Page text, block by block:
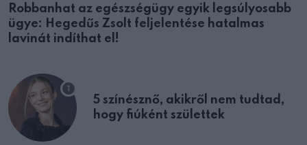
Robbanhat az egészségügy egyik legsúlyosabb
ügye: Hegedűs Zsolt feljelentése hatalmas
lavinát indíthat el!
5 színésznő, akikről nem tudtad,
hogy fiúként születtek